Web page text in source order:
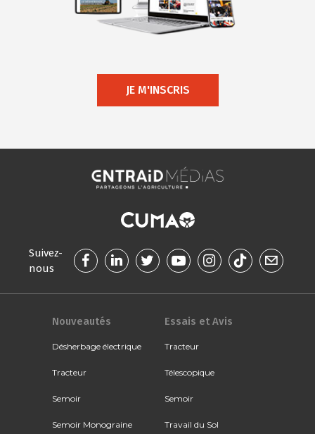
JE M'INSCRIS
Suivez-
nous
Nouveautés
Désherbage électrique
Tracteur
Semoir
Semoir Monograine
Essais et Avis
Tracteur
Télescopique
Semoir
Travail du Sol